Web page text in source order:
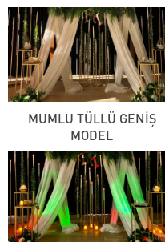
MUMLU TÜLLÜ GENİŞ
MODEL